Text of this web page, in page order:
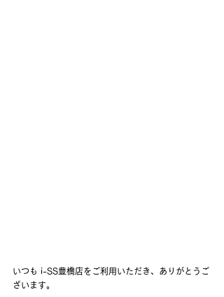
いつも i-SS豊橋店をご利用いただき、ありがとうご
ざいます。